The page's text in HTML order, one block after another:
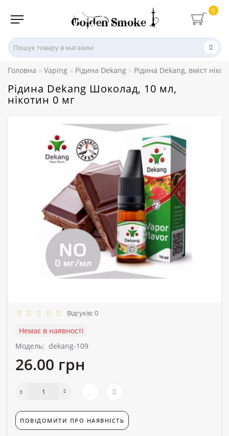
0
Головна Vaping Рідина Dekang Рідина Dekang, вміст
Рідина Dekang Шоколад, 10 мл,
нікотин 0 мг
Відгуків: 0
Немає в наявності
Модель: dekang-109
26.00 грн
ПОВІДОМИТИ ПРО НАЯВНІСТЬ